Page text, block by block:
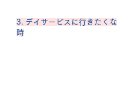
3. デイサービスに行きたく
時